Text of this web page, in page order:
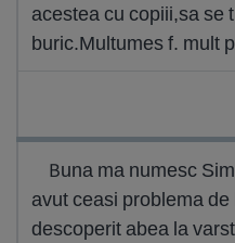
acestea cu copiii,sa se
buric.Multumes f. mult
Buna ma numesc
avut ceasi problema
descoperit abea la